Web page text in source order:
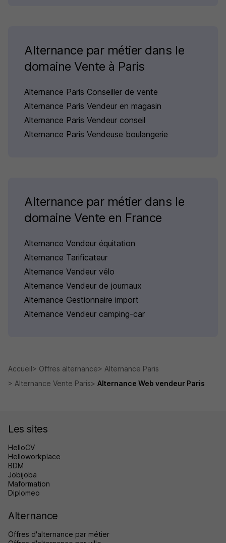
Alternance par métier dans le
domaine Vente à Paris
Alternance Paris Conseiller de vente
Alternance Paris Vendeur en magasin
Alternance Paris Vendeur conseil
Alternance Paris Vendeuse boulangerie
Alternance par métier dans le
domaine Vente en France
Alternance Vendeur équitation
Alternance Tarificateur
Alternance Vendeur vélo
Alternance Vendeur de journaux
Alternance Gestionnaire import
Alternance Vendeur camping-car
Accueil Offres alternance
Alternance Paris
Alternance Vente Paris
Alternance Web vendeur Paris
Les sites
HelloCV
Helloworkplace
BDM
Jobijoba
Maformation
Diplomeo
Alternance
Offres d'alternance par métier